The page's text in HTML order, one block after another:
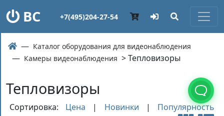
ВС +7(495)204-27-54
Каталог оборудования для видеонаблюдения
Камеры видеонаблюдения > Тепловизоры
Тепловизоры
Сортировка: Цена | Новинки | Популярность